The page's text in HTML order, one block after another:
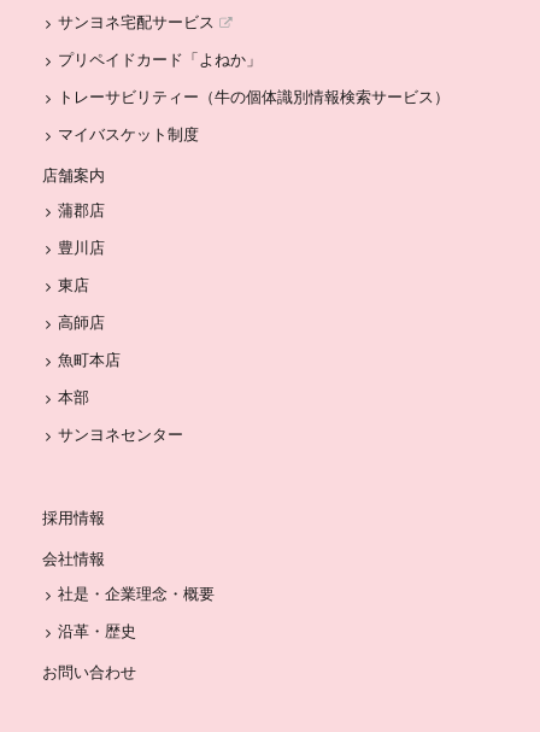
サンヨネ宅配サービス
プリペイドカード「よねか」
トレーサビリティー（牛の個体識別情報検索サービス）
マイバスケット制度
店舗案内
蒲郡店
豊川店
東店
高師店
魚町本店
本部
サンヨネセンター
採用情報
会社情報
社是・企業理念・概要
沿革・歴史
お問い合わせ